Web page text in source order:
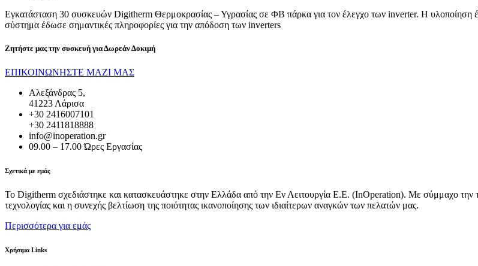
Εγκατάσταση 30 συσκευών Digitherm Θερμοκρασίας – Υγρασίας σε ΦΒ πάρκα για τον έλεγχο των inverter. Η υλοποίηση
σύστημα έδωσε σημαντικές πληροφορίες για την απόδοση των inverters
Ζητήστε μας την συσκευή γιαΔωρεάν Δοκιμή
ΕΠΙΚΟΙΝΩΝΗΣΤΕ ΜΑΖΙ ΜΑΣ
Αλεξάνδρας 5,
41223 Λάρισα
+30 2416007101
+30 2411818888
info@inoperation.gr
09.00 – 17.00 Ώρες Εργασίας
Σχετικά με εμάς
Το Digitherm σχεδιάστηκε και κατασκευάστηκε στην Ελλάδα από την Εν Λειτουργία Ε.Ε. (InOperation). Με σύμμαχο την
τεχνολογίας και η συνεχής βελτίωση της ποιότητας ικανοποίησης των ιδιαίτερων αναγκών των πελατών μας.
Περισσότερα για εμάς
Χρήσιμα Links